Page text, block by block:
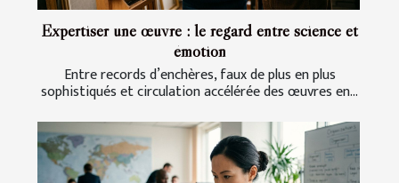
Expertiser une œuvre : le regard entre science et
émotion
Entre records d’enchères, faux de plus en plus
sophistiqués et circulation accélérée des œuvres en...